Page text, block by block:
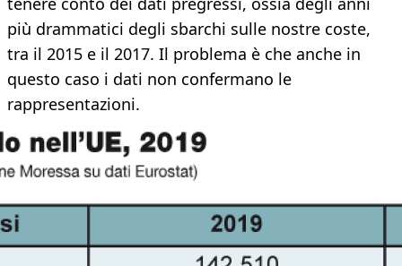
più drammatici degli sbarchi sulle nostre coste,
tra il 2015 e il 2017. Il problema è che anche in
questo caso i dati non confermano le
rappresentazioni.